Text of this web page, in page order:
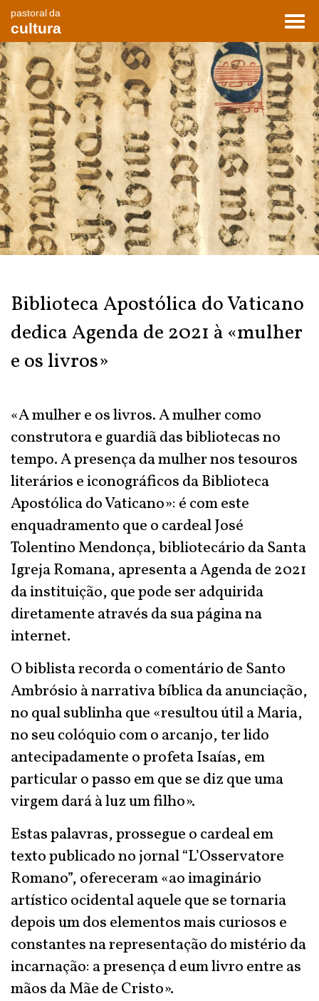
pastoral da
cultura
Biblioteca Apostólica do Vaticano
dedica Agenda de 2021 à «mulher
e os livros»
«A mulher e os livros. A mulher como
construtora e guardiã das bibliotecas no
tempo. A presença da mulher nos tesouros
literários e iconográficos da Biblioteca
Apostólica do Vaticano»: é com este
enquadramento que o cardeal José
Tolentino Mendonça, bibliotecário da Santa
Igreja Romana, apresenta a Agenda de 2021
da instituição, que pode ser adquirida
diretamente através da sua página na
internet.
O biblista recorda o comentário de Santo
Ambrósio à narrativa bíblica da anunciação,
no qual sublinha que «resultou útil a Maria,
no seu colóquio com o arcanjo, ter lido
antecipadamente o profeta Isaías, em
particular o passo em que se diz que uma
virgem dará à luz um filho».
Estas palavras, prossegue o cardeal em
texto publicado no jornal “L’Osservatore
Romano”, ofereceram «ao imaginário
artístico ocidental aquele que se tornaria
depois um dos elementos mais curiosos e
constantes na representação do mistério da
incarnação: a presença d eum livro entre as
mãos da Mãe de Cristo».